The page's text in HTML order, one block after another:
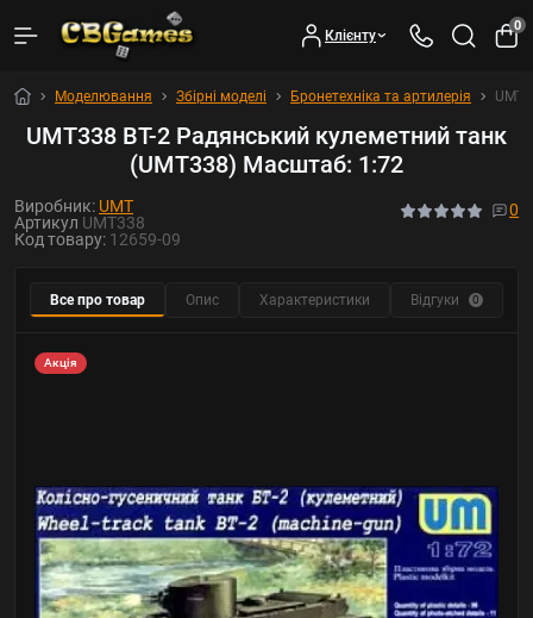
Клієнту
0
Моделювання Збірні моделі Бронетехніка та артилерія
UMT338 BT-2 Радянський кулеметний танк
(UMT338) Масштаб: 1:72
Виробник: UMT
Артикул UMT338
Код товару: 12659-09
0
Все про товар Опис Характеристики Відгуки 0
Акція